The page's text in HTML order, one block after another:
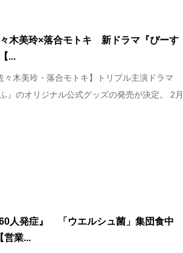
木美玲×落合モトキ 新ドラマ『ぴーす
...
々木美玲・落合モトキ】トリプル主演ドラマ
』のオリジナル公式グッズの発売が決定。 2月
人発症』 「ウエルシュ菌」集団食中
業...